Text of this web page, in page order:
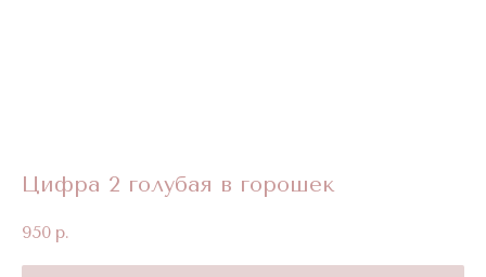
Цифра 2 голубая в горошек
950 р.